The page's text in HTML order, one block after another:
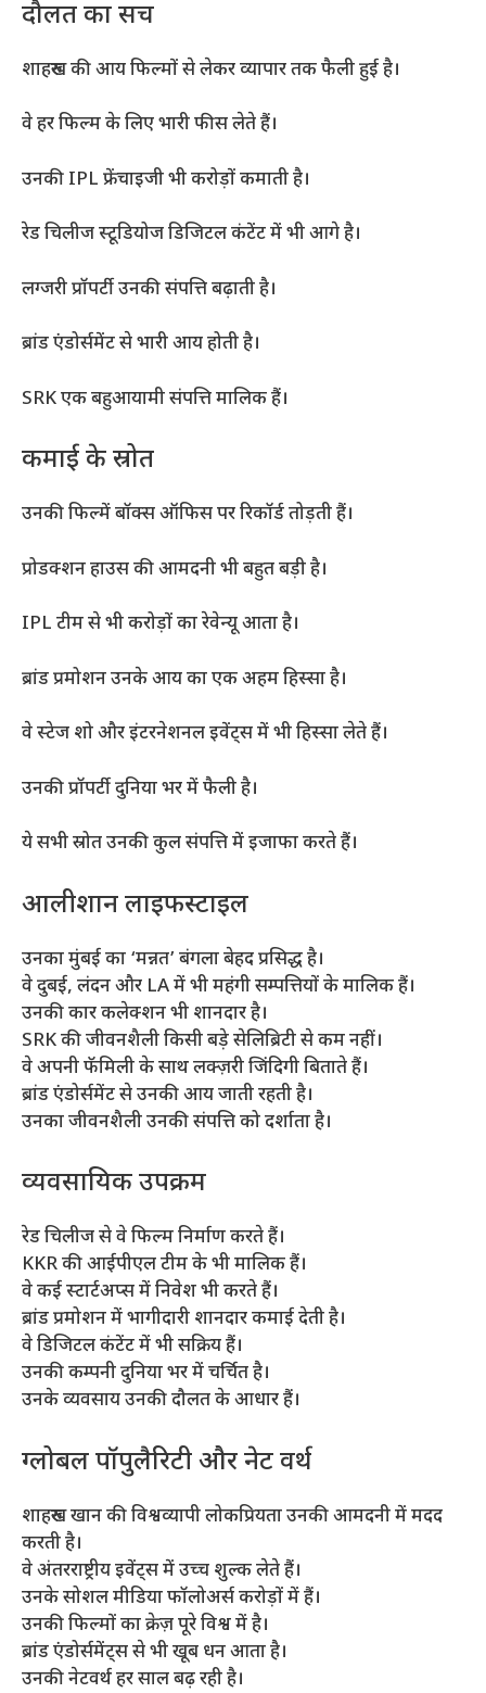
दौलत का सच
शाहरुख की आय फिल्मों से लेकर व्यापार तक फैली हुई है।
वे हर फिल्म के लिए भारी फीस लेते हैं।
उनकी IPL फ्रेंचाइजी भी करोड़ों कमाती है।
रेड चिलीज स्टूडियोज डिजिटल कंटेंट में भी आगे है।
लग्जरी प्रॉपर्टी उनकी संपत्ति बढ़ाती है।
ब्रांड एंडोर्समेंट से भारी आय होती है।
SRK एक बहुआयामी संपत्ति मालिक हैं।
कमाई के स्रोत
उनकी फिल्में बॉक्स ऑफिस पर रिकॉर्ड तोड़ती हैं।
प्रोडक्शन हाउस की आमदनी भी बहुत बड़ी है।
IPL टीम से भी करोड़ों का रेवेन्यू आता है।
ब्रांड प्रमोशन उनके आय का एक अहम हिस्सा है।
वे स्टेज शो और इंटरनेशनल इवेंट्स में भी हिस्सा लेते हैं।
उनकी प्रॉपर्टी दुनिया भर में फैली है।
ये सभी स्रोत उनकी कुल संपत्ति में इजाफा करते हैं।
आलीशान लाइफस्टाइल
उनका मुंबई का ‘मन्नत’ बंगला बेहद प्रसिद्ध है।
वे दुबई, लंदन और LA में भी महंगी सम्पत्तियों के मालिक हैं।
उनकी कार कलेक्शन भी शानदार है।
SRK की जीवनशैली किसी बड़े सेलिब्रिटी से कम नहीं।
वे अपनी फॅमिली के साथ लक्ज़री जिंदिगी बिताते हैं।
ब्रांड एंडोर्समेंट से उनकी आय जाती रहती है।
उनका जीवनशैली उनकी संपत्ति को दर्शाता है।
व्यवसायिक उपक्रम
रेड चिलीज से वे फिल्म निर्माण करते हैं।
KKR की आईपीएल टीम के भी मालिक हैं।
वे कई स्टार्टअप्स में निवेश भी करते हैं।
ब्रांड प्रमोशन में भागीदारी शानदार कमाई देती है।
वे डिजिटल कंटेंट में भी सक्रिय हैं।
उनकी कम्पनी दुनिया भर में चर्चित है।
उनके व्यवसाय उनकी दौलत के आधार हैं।
ग्लोबल पॉपुलैरिटी और नेट वर्थ
शाहरुख खान की विश्वव्यापी लोकप्रियता उनकी आमदनी में मदद
करती है।
वे अंतरराष्ट्रीय इवेंट्स में उच्च शुल्क लेते हैं।
उनके सोशल मीडिया फॉलोअर्स करोड़ों में हैं।
उनकी फिल्मों का क्रेज़ पूरे विश्व में है।
ब्रांड एंडोर्समेंट्स से भी खूब धन आता है।
उनकी नेटवर्थ हर साल बढ़ रही है।